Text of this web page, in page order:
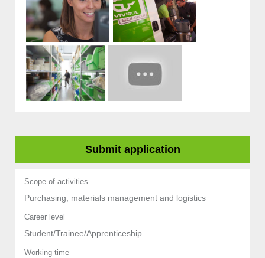
Submit application
Scope of activities
Purchasing, materials management and logistics
Career level
Student/Trainee/Apprenticeship
Working time